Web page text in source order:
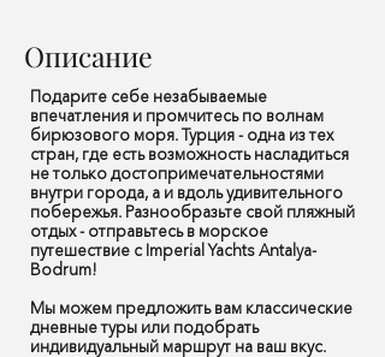
Описание
Подарите себе незабываемые
впечатления и промчитесь по волнам
бирюзового моря. Турция - одна из тех
стран, где есть возможность насладиться
не только достопримечательностями
внутри города, а и вдоль удивительного
побережья. Разнообразьте свой пляжный
отдых - отправьтесь в морское
путешествие сImperial Yachts Antalya-
Bodrum!
Мы можем предложить вам классические
дневные туры или подобрать
индивидуальный маршрут на ваш вкус.